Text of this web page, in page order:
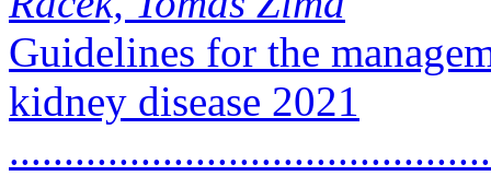
Guidelines for the
kidney disease 2021